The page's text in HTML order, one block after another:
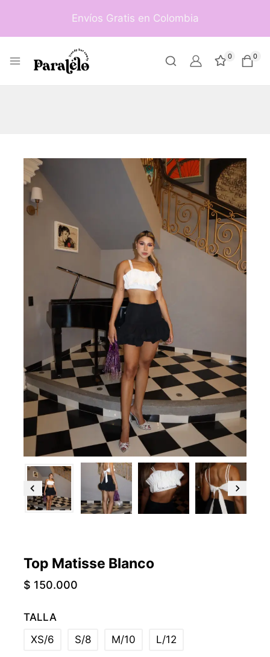
Envíos Gratis en Colombia
0 0
Top Matisse Blanco
$ 150.000
TALLA
XS/6
S/8 M/10 L/12